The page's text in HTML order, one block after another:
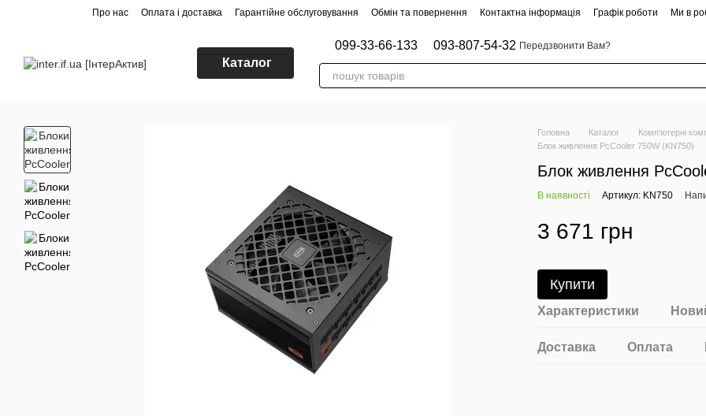
Перейти до основного контенту
Про нас Оплата і доставка Гарантійне обслуговування Обмін та повернення Контактна інформація Графік роботи Ми в
Каталог
099-33-66-133 093-807-54-32 Передзвонити Вам?
Головна Каталог Комп'ютерні
Блок живлення PcCooler 750W (KN750)
Блок живлення
В наявності Артикул: KN750
3 671 грн
Купити
Характеристики
Доставка Оплата